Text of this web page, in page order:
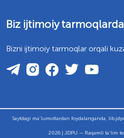
Biz ijtimoiy tarmoqlarda
Bizni ijtimoiy tarmoqlar orqali
Saytdagi ma'lumotlardan foydalanganda,
2026 | JDPU — Raqamli ta'lim